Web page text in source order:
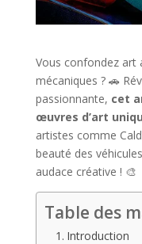
Vous confondez art
mécaniques ? 🚗
passionnante, cet
œuvres d’art
artistes comme
beauté des
audace créative ! 🎨
Table des
Introduction